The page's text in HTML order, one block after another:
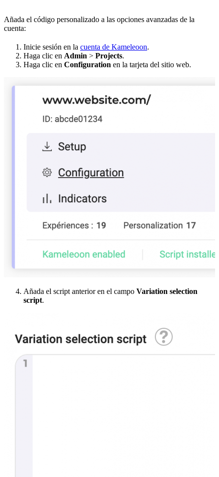
Añada el código personalizado a las opciones avanzadas de la
cuenta:
Inicie sesión en la cuenta de Kameleoon.
Haga clic en Admin > Projects.
Haga clic en Configuration en la tarjeta del sitio web.
Añada el script anterior en el campo Variation selection
script.